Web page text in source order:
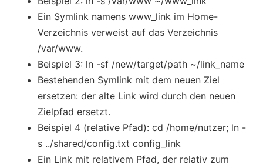
Ein Symlink namens www_link im Home-
Verzeichnis verweist auf das Verzeichnis
/var/www.
Beispiel 3: ln -sf /new/target/path ~/link_name
Bestehenden Symlink mit dem neuen Ziel
ersetzen: der alte Link wird durch den neuen
Zielpfad ersetzt.
Beispiel 4 (relative Pfad): cd /home/nutzer; ln -
s ../shared/config.txt config_link
Ein Link mit relativem Pfad, der relativ zum